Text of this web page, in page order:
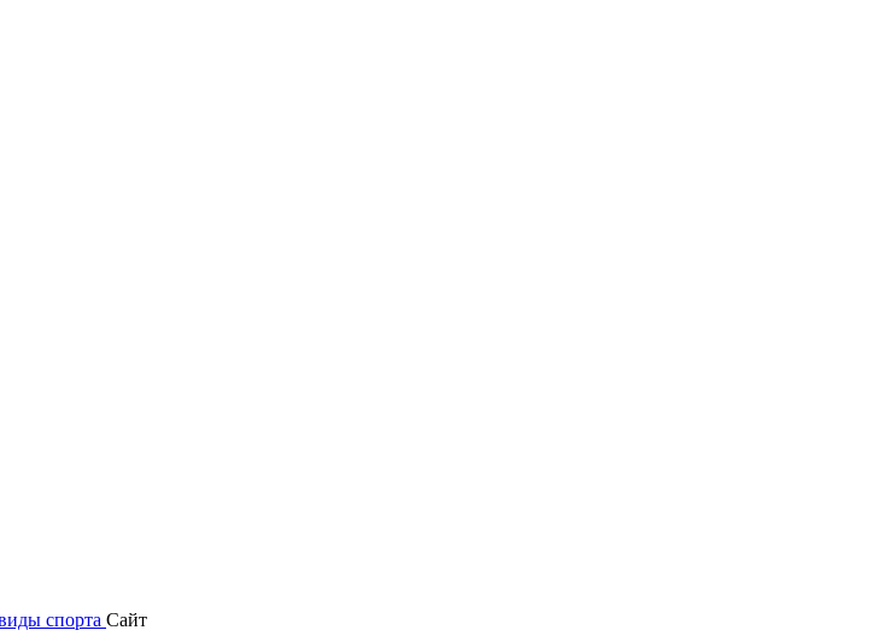
спорта Сайт